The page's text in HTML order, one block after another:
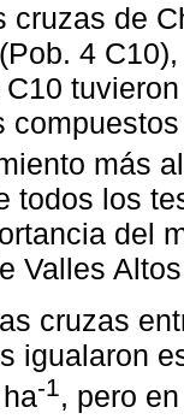
cruzas de
4
más
todos los
del
Valles
cruzas
igualaron
-1, pero